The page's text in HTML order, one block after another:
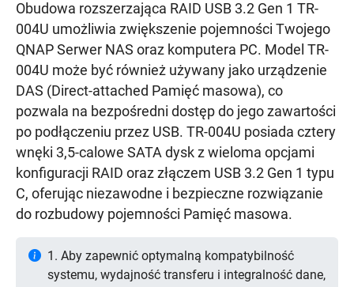
Obudowa rozszerzająca RAID USB 3.2 Gen 1 TR-
004U umożliwia zwiększenie pojemności Twojego
QNAP Serwer NAS oraz komputera PC. Model TR-
004U może być również używany jako urządzenie
DAS (Direct-attached Pamięć masowa), co
pozwala na bezpośredni dostęp do jego zawartości
po podłączeniu przez USB. TR-004U posiada cztery
wnęki 3,5-calowe SATA dysk z wieloma opcjami
konfiguracji RAID oraz złączem USB 3.2 Gen 1 typu
C, oferując niezawodne i bezpieczne rozwiązanie
do rozbudowy pojemności Pamięć masowa.
1. Aby zapewnić optymalną kompatybilność
systemu, wydajność transferu i integralność dane,